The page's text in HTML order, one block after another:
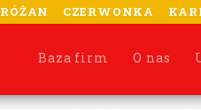
RÓŻAN CZERWONKA
Baza firm O nas